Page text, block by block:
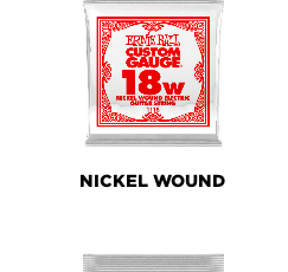
NICKEL WOUND